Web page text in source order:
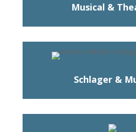
Musical &
Schlager &